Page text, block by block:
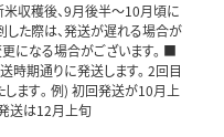
米収穫後、9月後半～10月頃に
た際は、発送が遅れる場合が
になる場合がございます。 ■
時期通りに発送します。 2回目
ます｡ 例) 初回発送が10月上
送は12月上旬